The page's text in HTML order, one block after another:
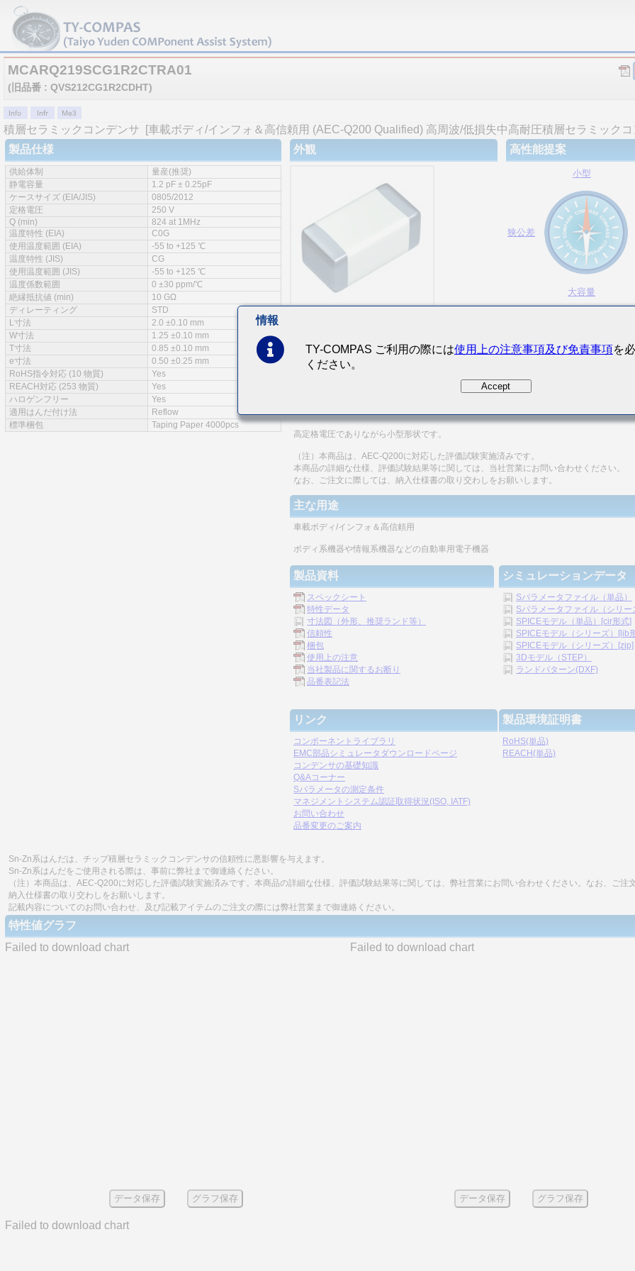
MCARQ219SCG1R2CTRA01
(旧品番 : QVS212CG1R2CDHT)
積層セラミックコンデンサ
[車載ボディ/インフォ＆高信頼用 (AEC-Q200 Qualified) 高周波/低損失中高耐圧積層セラミックコ
製品仕様
供給体制
量産(推奨)
静電容量
1.2 pF ± 0.25pF
ケースサイズ (EIA/JIS)
0805/2012
定格電圧
250 V
Q (min)
824 at 1MHz
温度特性 (EIA)
C0G
使用温度範囲 (EIA)
-55 to +125 ℃
温度特性 (JIS)
CG
使用温度範囲 (JIS)
-55 to +125 ℃
温度係数範囲
0 ±30 ppm/℃
絶縁抵抗値 (min)
10 GΩ
ディレーティング
STD
L寸法
2.0 ±0.10 mm
W寸法
1.25 ±0.10 mm
T寸法
0.85 ±0.10 mm
e寸法
0.50 ±0.25 mm
RoHS指令対応 (10 物質)
Yes
REACH対応 (253 物質)
Yes
ハロゲンフリー
Yes
適用はんだ付け法
Reflow
標準梱包
Taping Paper 4000pcs
外観 高性能提案
小型
狭公差
大容量
積層磁器コンデンサとしては高いQ値が高周波で得られます。
高定格電圧でありながら小型形状です。
（注）本商品は、AEC-Q200に対応した評価試験実施済みです。
本商品の詳細な仕様、評価試験結果等に関しては、当社営業にお問い合わせください。
なお、ご注文に際しては、納入仕様書の取り交わしをお願いします。
主な用途
車載ボディ/インフォ＆高信頼用
ボディ系機器や情報系機器などの自動車用電子機器
製品資料
スペックシート
特性データ
寸法図（外形、推奨ランド等）
信頼性
梱包
使用上の注意
当社製品に関するお断り
品番表記法
シミュレーションデータ
Sパラメータファイル（単品）
Sパラメータファイル（シリー
SPICEモデル（単品）[cir形式]
SPICEモデル（シリーズ）[lib
SPICEモデル（シリーズ）[zip]
3Dモデル（STEP）
ランドパターン(DXF)
リンク
コンポーネントライブラリ
EMC部品シミュレータダウンロードページ
コンデンサの基礎知識
Q&Aコーナー
Sパラメータの測定条件
マネジメントシステム認証取得状況(ISO, IATF)
お問い合わせ
品番変更のご案内
製品環境証明書
RoHS(単品)
REACH(単品)
Sn-Zn系はんだは、チップ積層セラミックコンデンサの信頼性に悪影響を与えます。
Sn-Zn系はんだをご使用される際は、事前に弊社まで御連絡ください。
（注）本商品は、AEC-Q200に対応した評価試験実施済みです。本商品の詳細な仕様、評価試験結果等に関しては、弊社営業にお問い合わせください。なお、ご注
納入仕様書の取り交わしをお願いします。
記載内容についてのお問い合わせ、及び記載アイテムのご注文の際には弊社営業まで御連絡ください。
特性値グラフ
Failed to download chart
データ保存 グラフ保存
Failed to download chart
データ保存 グラフ保存
Failed to download chart
情報
TY-COMPAS ご利用の際には使用上の注意事項及び免責事項を
ください。
Accept